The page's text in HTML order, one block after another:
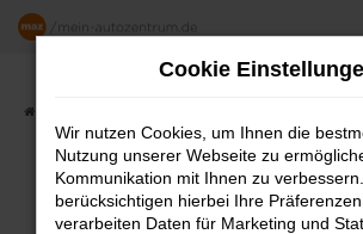
Zum
Cookie
Wir nutzen Cookies, um Ihnen die
Nutzung unserer Webseite zu
Kommunikation mit Ihnen zu
berücksichtigen hierbei Ihre
verarbeiten Daten für Marketing und